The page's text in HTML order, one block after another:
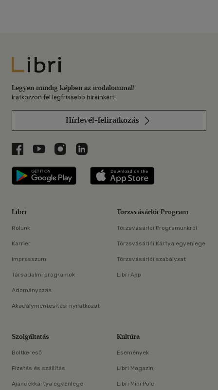
Libri
Legyen mindig képben az irodalommal!
Iratkozzon fel legfrissebb híreinkért!
Hírlevél-feliratkozás
Libri a Facebookon
Libri a Youtube-on
Libri az Instagramon
Libri a LinkedInen
Libri applikáció Szerezd meg: Google
Libri
Rólunk
Karrier
Impresszum
Társadalmi programok
Adományozás
Akadálymentesítési nyilatkozat
Törzsvásárlói Program
Törzsvásárlói Programunkról
Törzsvásárlói Kártya egyenlege
Törzsvásárlói szabályzat
Libri App
Szolgáltatás
Boltkereső
Fizetés és szállítás
Ajándékkártya egyenlege
Kultúra
Események
Libri Magazin
Libri Mini Polc